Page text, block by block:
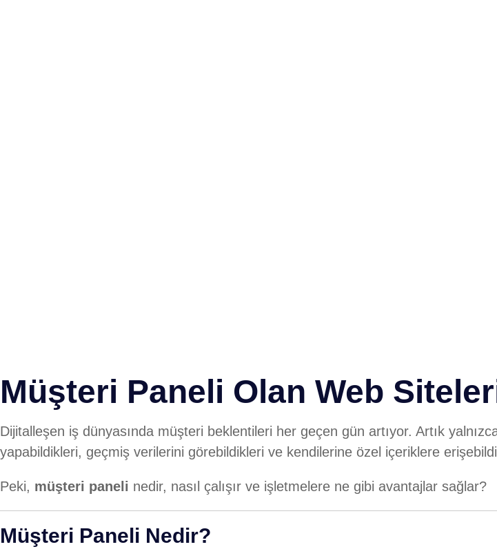
Müşteri Paneli Olan Web Siteleri
Dijitalleşen iş dünyasında müşteri beklentileri her geçen gün artıyor. Artık
yapabildikleri, geçmiş verilerini görebildikleri ve kendilerine özel içeriklere
Peki, müşteri paneli nedir, nasıl çalışır ve işletmelere ne gibi avantajlar sağlar?
Müşteri Paneli Nedir?